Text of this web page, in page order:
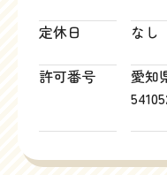
定休日 なし
許可番号
愛知